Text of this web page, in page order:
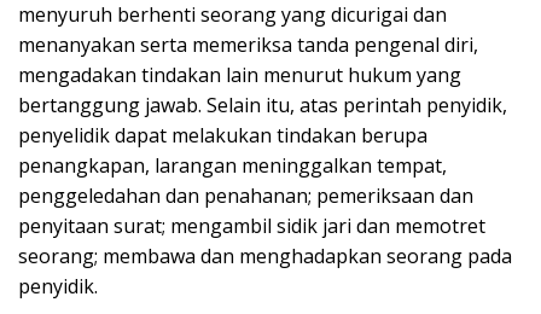
menyuruh berhenti seorang yang dicurigai dan
menanyakan serta memeriksa tanda pengenal diri,
mengadakan tindakan lain menurut hukum yang
bertanggung jawab. Selain itu, atas perintah penyidik,
penyelidik dapat melakukan tindakan berupa
penangkapan, larangan meninggalkan tempat,
penggeledahan dan penahanan; pemeriksaan dan
penyitaan surat; mengambil sidik jari dan memotret
seorang; membawa dan menghadapkan seorang pada
penyidik.